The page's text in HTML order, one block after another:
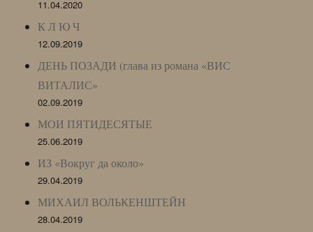
11.04.2020
К Л Ю Ч
12.09.2019
ДЕНЬ ПОЗАДИ (глава из романа «ВИС
ВИТАЛИС»
02.09.2019
МОИ ПЯТИДЕСЯТЫЕ
25.06.2019
ИЗ «Вокруг да около»
29.04.2019
МИХАИЛ ВОЛЬКЕНШТЕЙН
28.04.2019